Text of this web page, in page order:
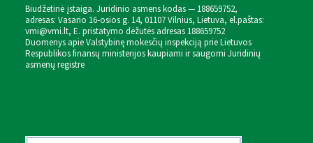
Biudžetinė įstaiga. Juridinio asmens kodas — 188659752,
adresas: Vasario 16-osios g. 14, 01107 Vilnius, Lietuva, el.paštas:
vmi@vmi.lt, E. pristatymo dėžutės adresas 188659752
Duomenys apie Valstybinę mokesčių inspekciją prie Lietuvos
Respublikos finansų ministerijos kaupiami ir saugomi Juridinių
asmenų registre